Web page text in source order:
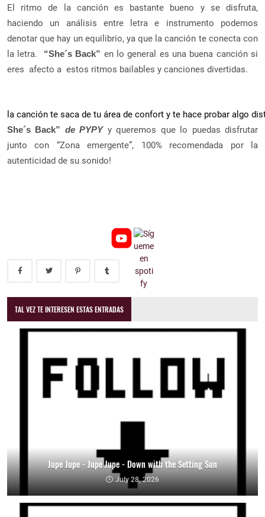
El ritmo de la canción es bastante bueno y se disfruta,
haciendo un análisis entre letra e instrumento podemos
denotar que hay un equilibrio, ya que la canción te conecta con
la letra.
“She´s Back” en lo general es una buena canción si
eres afecto a estos ritmos bailables y canciones divertidas.
la canción te saca de tu área de confort y te hace probar algo
She´s Back” de PYPYy queremos que lo puedas disfrutar
junto con “Zona emergente”, 100% recomendada por la
autenticidad de su sonido!
TAL VEZ TE INTERESEN ESTAS ENTRADAS
Jupe Jupe - Jupe Jupe - Down with the Setting Sun
July 28, 2026